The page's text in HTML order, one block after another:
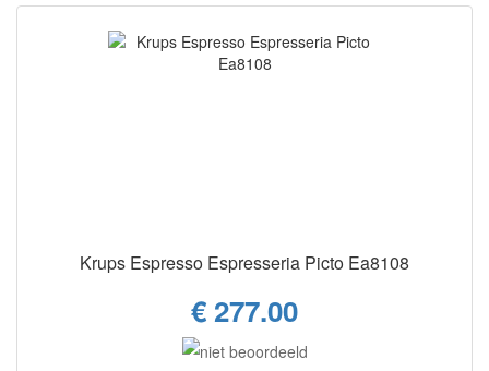
Krups Espresso Espresseria Picto Ea8108
€ 277.00